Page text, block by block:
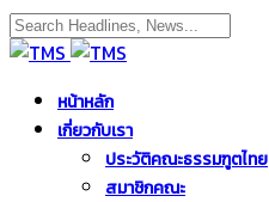
หน้าหลัก
เกี่ยวกับเรา
ประวัติคณะธรรมฑูตไทย
สมาชิกคณะ